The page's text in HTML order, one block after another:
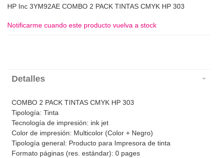
HP Inc 3YM92AE COMBO 2 PACK TINTAS CMYK HP 303
Notificarme cuando este producto vuelva a stock
Detalles
COMBO 2 PACK TINTAS CMYK HP 303
Tipología: Tinta
Tecnología de impresión: ink jet
Color de impresión: Multicolor (Color + Negro)
Tipología general: Producto para Impresora de tinta
Formato páginas (res. estándar): 0 pages